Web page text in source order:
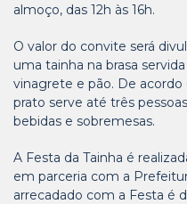
almoço, das 12h às 16h.
O valor do convite será
uma tainha na brasa
vinagrete e pão. De
prato serve até três
bebidas e sobremesas.
A Festa da Tainha é
em parceria com a
arrecadado com a Festa é